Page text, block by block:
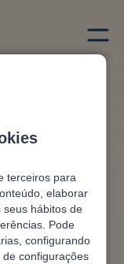
terceiros para
elaborar
seus hábitos de
Pode
configurando
configurações
taxa fixa
por